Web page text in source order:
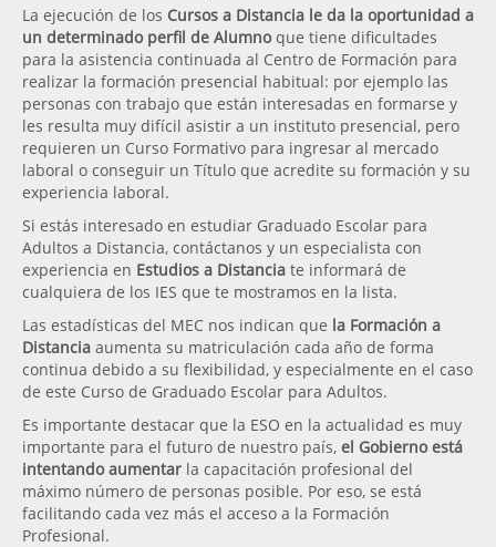
La ejecución de los Cursos a Distancia le da la oportunidad a
un determinado perfil de Alumnoque tiene dificultades
para la asistencia continuada al Centro de Formación para
realizar la formación presencial habitual: por ejemplo las
personas con trabajo que están interesadas en formarse y
les resulta muy difícil asistir a un instituto presencial, pero
requieren un Curso Formativo para ingresar al mercado
laboral o conseguir un Título que acredite su formación y su
experiencia laboral.
Si estás interesado en estudiar Graduado Escolar para
Adultos a Distancia, contáctanos y un especialista con
experiencia en Estudios a Distancia te informará de
cualquiera de los IES que te mostramos en la lista.
Las estadísticas del MEC nos indican que la Formación a
Distancia aumenta su matriculación cada año de forma
continua debido a su flexibilidad, y especialmente en el caso
de este Curso de Graduado Escolar para Adultos.
Es importante destacar que la ESO en la actualidad es muy
importante para el futuro de nuestro país, el Gobierno está
intentando aumentar la capacitación profesional del
máximo número de personas posible. Por eso, se está
facilitando cada vez más el acceso a la Formación
Profesional.